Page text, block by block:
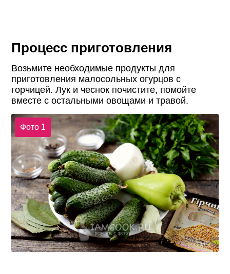
Процесс приготовления
Возьмите необходимые продукты для
приготовления малосольных огурцов с
горчицей. Лук и чеснок почистите, помойте
вместе с остальными овощами и травой.
Фото 1